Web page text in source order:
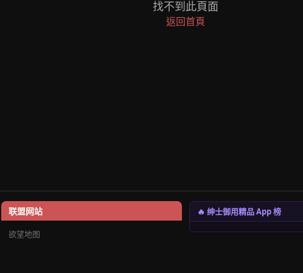
找不到此頁面
返回首頁
联盟网站
欲望地图
🔥 绅士御用精品 App 榜